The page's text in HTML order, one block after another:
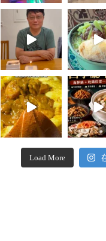
Load More